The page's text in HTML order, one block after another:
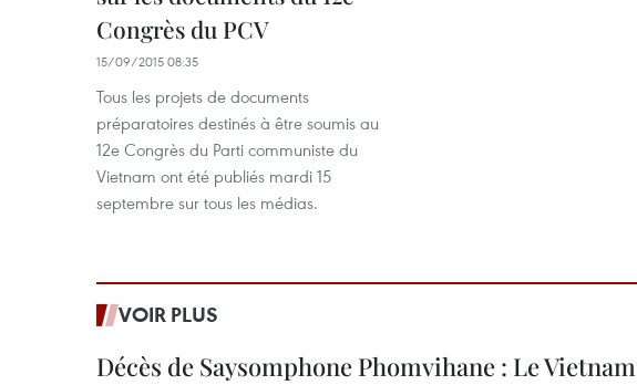
Congrès du PCV
15/09/2015 08:35
Tous les projets de documents
préparatoires destinés à être soumis au
12e Congrès du Parti communiste du
Vietnam ont été publiés mardi 15
septembre sur tous les médias.
VOIR PLUS
Décès de Saysomphone Phomvihane : Le Vietnam